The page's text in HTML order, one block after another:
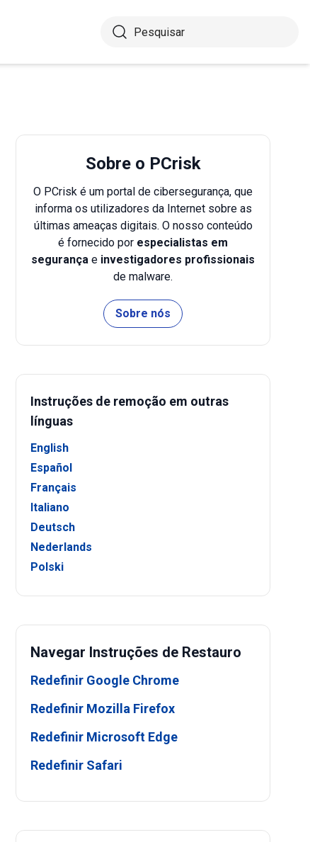
Sobre o PCrisk
O PCrisk é um portal de cibersegurança, que
informa os utilizadores da Internet sobre as
últimas ameaças digitais. O nosso conteúdo
é fornecido por especialistas em
segurança e investigadores profissionais
de malware.
Sobre nós
Instruções de remoção em outras
línguas
English
Español
Français
Italiano
Deutsch
Nederlands
Polski
Navegar Instruções de Restauro
Redefinir Google Chrome
Redefinir Mozilla Firefox
Redefinir Microsoft Edge
Redefinir Safari